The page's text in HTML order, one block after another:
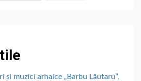
și muzici arhaice „Barbu Lăutaru”,